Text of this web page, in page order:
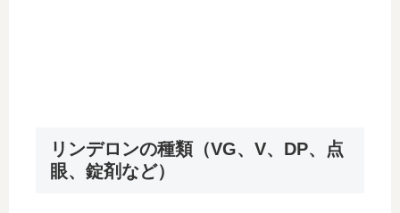
リンデロンの種類（VG、V、DP、点
眼、錠剤など）